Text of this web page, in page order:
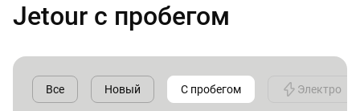
Jetour с пробегом
Все Новый С пробегом Электро